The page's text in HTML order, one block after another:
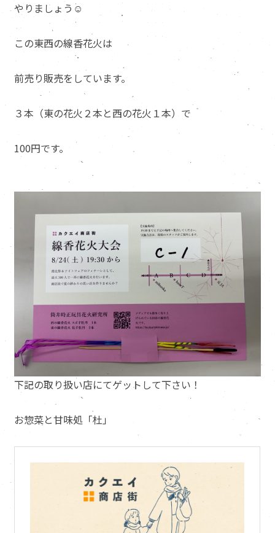
やりましょう☺️
この東西の線香花火は
前売り販売をしています。
３本（東の花火２本と西の花火１本）で
100円です。
下記の取り扱い店にてゲットして下さい！
お惣菜と甘味処「杜」